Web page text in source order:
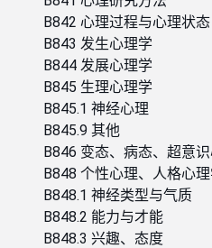
B842 心理过程与心理状态
B843 发生心理学
B844 发展心理学
B845 生理心理学
B845.1 神经心理
B845.9 其他
B846 变态、病态、超意
B848 个性心理、人格心
B848.1 神经类型与气质
B848.2 能力与才能
B848.3 兴趣、态度